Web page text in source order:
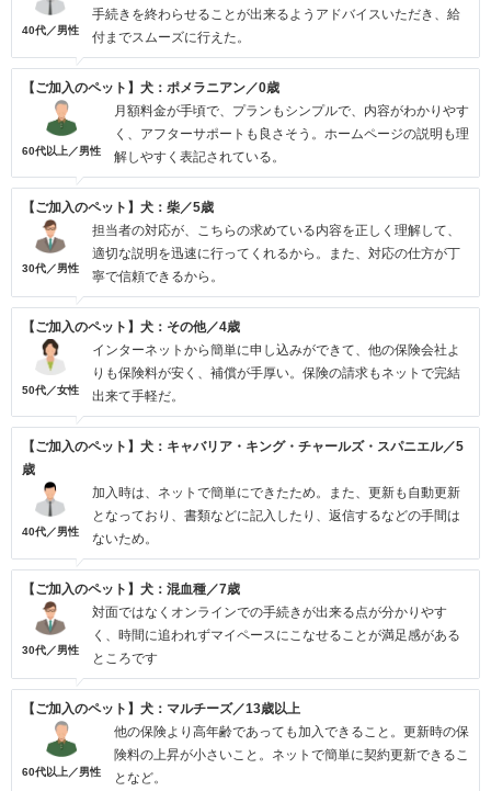
40代／男性
手続きを終わらせることが出来るようアドバイスいただき、給
付までスムーズに行えた。
【ご加入のペット】犬：ポメラニアン／0歳
60代以上／男性
月額料金が手頃で、プランもシンプルで、内容がわかりやす
く、アフターサポートも良さそう。ホームページの説明も理
解しやすく表記されている。
【ご加入のペット】犬：柴／5歳
30代／男性
担当者の対応が、こちらの求めている内容を正しく理解して、
適切な説明を迅速に行ってくれるから。また、対応の仕方が丁
寧で信頼できるから。
【ご加入のペット】犬：その他／4歳
50代／女性
インターネットから簡単に申し込みができて、他の保険会社よ
りも保険料が安く、補償が手厚い。保険の請求もネットで完結
出来て手軽だ。
【ご加入のペット】犬：キャバリア・キング・チャールズ・スパニエル／5
歳
40代／男性
加入時は、ネットで簡単にできたため。また、更新も自動更新
となっており、書類などに記入したり、返信するなどの手間は
ないため。
【ご加入のペット】犬：混血種／7歳
30代／男性
対面ではなくオンラインでの手続きが出来る点が分かりやす
く、時間に追われずマイペースにこなせることが満足感がある
ところです
【ご加入のペット】犬：マルチーズ／13歳以上
60代以上／男性
他の保険より高年齢であっても加入できること。更新時の保
険料の上昇が小さいこと。ネットで簡単に契約更新できるこ
となど。